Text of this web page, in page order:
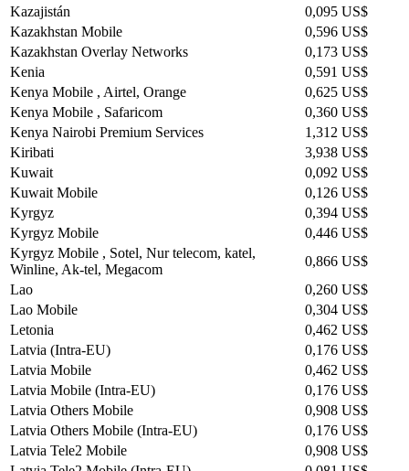
Kazajistán
0,095 US$
Kazakhstan Mobile
0,596 US$
Kazakhstan Overlay Networks
0,173 US$
Kenia
0,591 US$
Kenya Mobile , Airtel, Orange
0,625 US$
Kenya Mobile , Safaricom
0,360 US$
Kenya Nairobi Premium Services
1,312 US$
Kiribati
3,938 US$
Kuwait
0,092 US$
Kuwait Mobile
0,126 US$
Kyrgyz
0,394 US$
Kyrgyz Mobile
0,446 US$
Kyrgyz Mobile , Sotel, Nur telecom, katel,
Winline, Ak-tel, Megacom
0,866 US$
Lao
0,260 US$
Lao Mobile
0,304 US$
Letonia
0,462 US$
Latvia (Intra-EU)
0,176 US$
Latvia Mobile
0,462 US$
Latvia Mobile (Intra-EU)
0,176 US$
Latvia Others Mobile
0,908 US$
Latvia Others Mobile (Intra-EU)
0,176 US$
Latvia Tele2 Mobile
0,908 US$